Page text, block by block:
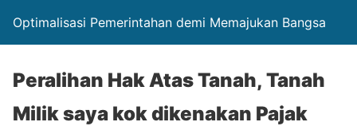
Optimalisasi Pemerintahan demi Memajukan Bangsa
Peralihan Hak Atas Tanah, Tanah
Milik saya kok dikenakan Pajak